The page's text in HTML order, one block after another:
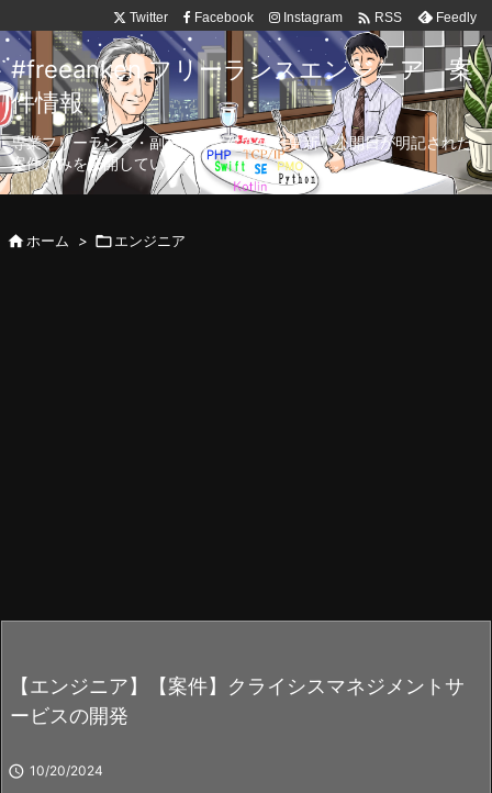
Twitter Facebook Instagram  RSS Feedly
#freeanken フリーランスエンジニア 案
件情報
専業フリーランス・副業向け案件を毎日更新！公開日が明記された
案件のみを公開しています。
ホーム > エンジニア
【エンジニア】【案件】クライシスマネジメントサ
ービスの開発
 10/20/2024